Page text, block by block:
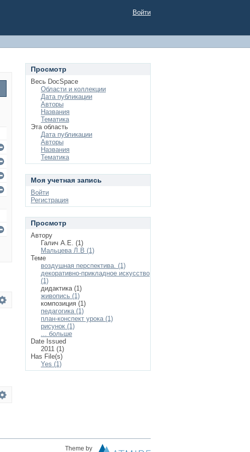
Войти
Просмотр
Весь DocSpace
Области и коллекции
Дата публикации
Авторы
Названия
Тематика
Эта область
Дата публикации
Авторы
Названия
Тематика
Моя учетная запись
Войти
Регистрация
Просмотр
Автору
Галич А.Е. (1)
Мальцева Л.В (1)
Теме
воздушная перспектива. (1)
декоративно-прикладное искусство
(1)
дидактика (1)
живопись (1)
композиция (1)
педагогика (1)
план-конспект урока (1)
рисунок (1)
... больше
Date Issued
2011 (1)
Has File(s)
Yes (1)
Theme by